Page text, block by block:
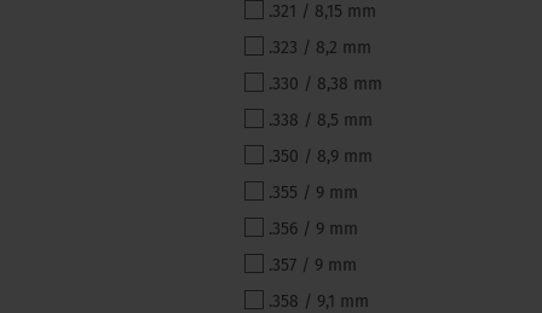
.321 / 8,15 mm
.323 / 8,2 mm
.330 / 8,38 mm
.338 / 8,5 mm
.350 / 8,9 mm
.355 / 9 mm
.356 / 9 mm
.357 / 9 mm
.358 / 9,1 mm